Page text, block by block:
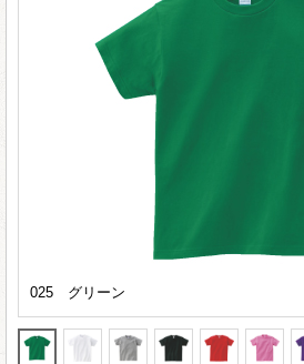
025 グリーン